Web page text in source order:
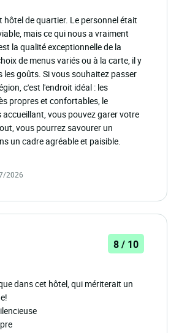
hôtel de quartier. Le personnel était
mais ce qui nous a vraiment
la qualité exceptionnelle de la
de menus variés ou à la carte, il y
les goûts. Si vous souhaitez passer
c'est l'endroit idéal : les
propres et confortables, le
accueillant, vous pouvez garer votre
vous pourrez savourer un
un cadre agréable et paisible.
2026
8 / 10
dans cet hôtel, qui mériterait un